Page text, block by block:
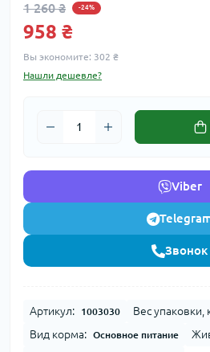
1 260 ₴ -24%
958 ₴
Вы экономите: 302 ₴
Нашли дешевле?
Viber
Звонок
Артикул: 1003030 Вес упаковки,
Вид корма: Основное питание